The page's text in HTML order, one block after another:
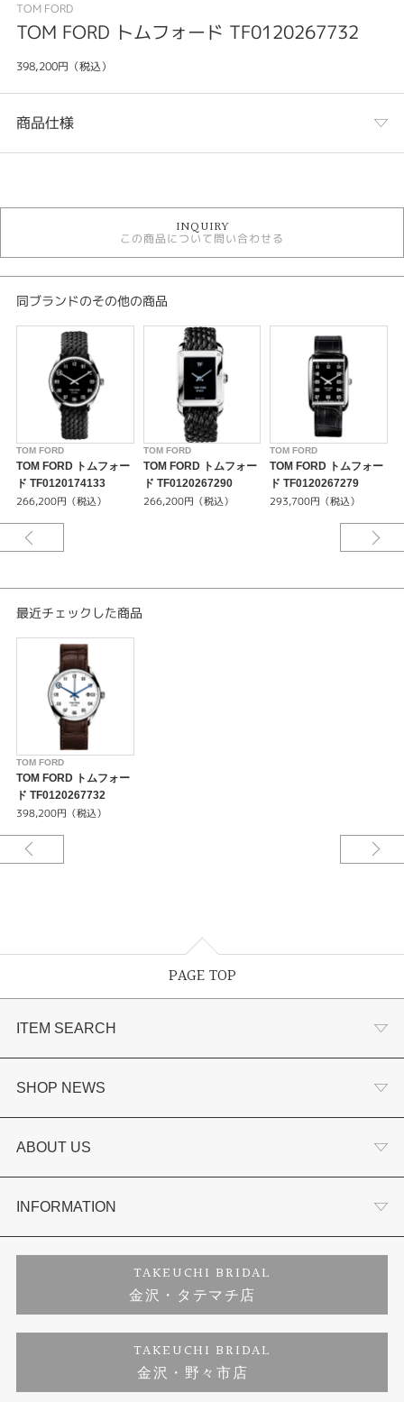
TOM FORD
TOM FORD トムフォード TF0120267732
398,200円（税込）
商品仕様
時計
5気圧防水以下
メンズウォッチ
革ベルト
メンズ 腕時計
TOM FORD
腕時計
TOM FORD
MOVEMENT -AUTOMATIC
時分秒表示/デイト表示/パワーリザーブ: 38時間
精度：日差+/-10秒
28,800振動/時、26石
PRODUCT FEATURES
引き通し型カーブドケース
先端が丸く抜かれたトムフォード時針
ブルースチール針（白ダイヤル）
2桁表示アラビア数字インデックス
スイスメイド/ダブルカーブドサファイアクリスタル
ブラックオニキスクラウン/三気圧防水
ケース素材: SS
ケース径：40mm（自動巻）38mm（クオーツ）
WARRANTY
INQUIRY
この商品について問い合わせる
同ブランドのその他の商品
TOM FORD
TOM FORD トムフォー
ド TF0120174133
266,200円（税込）
TOM FORD
TOM FORD トムフォー
ド TF0120267290
266,200円（税込）
TOM FORD
TOM FORD トムフォー
ド TF0120267279
293,700円（税込）
最近チェックした商品
TOM FORD
TOM FORD トムフォー
ド TF0120267732
398,200円（税込）
PAGE TOP
ITEM SEARCH
婚約指輪
結婚指輪
セットリング
婚約ネックレス
ダイヤモンド
ジュエリーリフォーム
SHOP NEWS
選ばれる理由まとめ
お客様の声
プロポーズサポート
ブランドリスト
福井指輪工房｜手作りペアリング
ABOUT US
会社概要
お客様の声
INFORMATION
プライバシーポリシー
TAKEUCHI BRIDAL
金沢・タテマチ店
TAKEUCHI BRIDAL
金沢・野々市店